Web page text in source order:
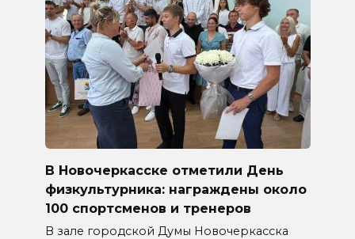
В Новочеркасске отметили День
физкультурника: награждены около
100 спортсменов и тренеров
В зале городской Думы Новочеркасска